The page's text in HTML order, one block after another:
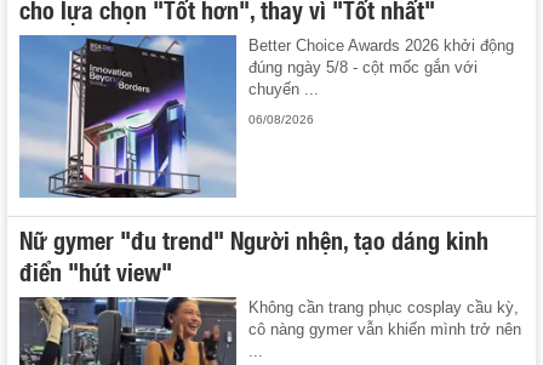
cho lựa chọn "Tốt hơn", thay vì "Tốt nhất"
Better Choice Awards 2026 khởi động
đúng ngày 5/8 - cột mốc gắn với
chuyến ...
06/08/2026
Nữ gymer "đu trend" Người nhện, tạo dáng kinh
điển "hút view"
Không cần trang phục cosplay cầu kỳ,
cô nàng gymer vẫn khiến mình trở nên
...